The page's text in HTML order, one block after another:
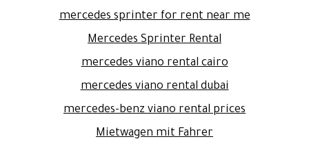
mercedes sprinter for rent near me
Mercedes Sprinter Rental
mercedes viano rental cairo
mercedes viano rental dubai
mercedes-benz viano rental prices
Mietwagen mit Fahrer